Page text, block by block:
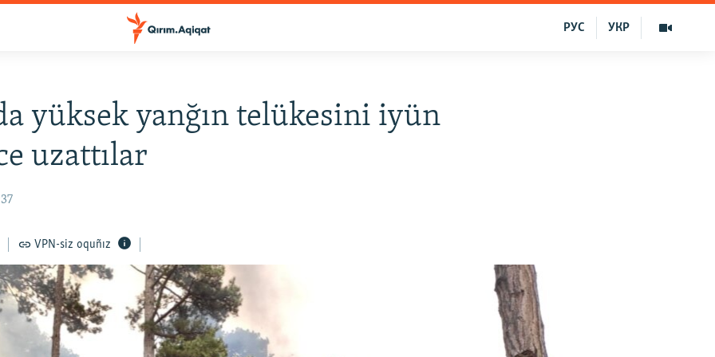
УКР
РУС
yüksek yanğın telükesini iyün
uzattılar
VPN-siz oquñız